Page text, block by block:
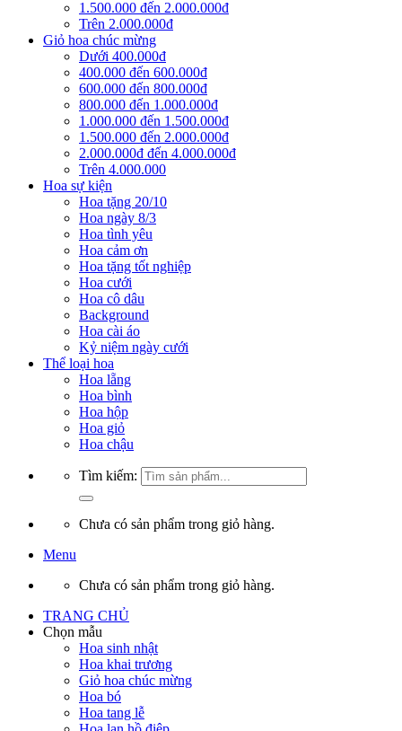
1.500.000 đến 2.000.000đ
Trên 2.000.000đ
Giỏ hoa chúc mừng
Dưới 400.000đ
400.000 đến 600.000đ
600.000 đến 800.000đ
800.000 đến 1.000.000đ
1.000.000 đến 1.500.000đ
1.500.000 đến 2.000.000đ
2.000.000đ đến 4.000.000đ
Trên 4.000.000
Hoa sự kiện
Hoa tặng 20/10
Hoa ngày 8/3
Hoa tình yêu
Hoa cảm ơn
Hoa tặng tốt nghiệp
Hoa cưới
Hoa cô dâu
Background
Hoa cài áo
Kỷ niệm ngày cưới
Thể loại hoa
Hoa lẵng
Hoa bình
Hoa hộp
Hoa giỏ
Hoa chậu
Tìm kiếm:
Chưa có sản phẩm trong giỏ hàng.
Menu
Chưa có sản phẩm trong giỏ hàng.
TRANG CHỦ
Chọn mẫu
Hoa sinh nhật
Hoa khai trương
Giỏ hoa chúc mừng
Hoa bó
Hoa tang lễ